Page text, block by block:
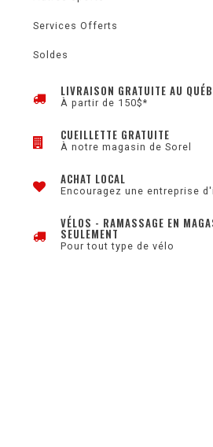
Services Offerts
Soldes
LIVRAISON GRATUITE AU
À partir de 150$*
CUEILLETTE GRATUITE
À notre magasin de Sorel
ACHAT LOCAL
Encouragez une entreprise
VÉLOS - RAMASSAGE EN
SEULEMENT
Pour tout type de vélo